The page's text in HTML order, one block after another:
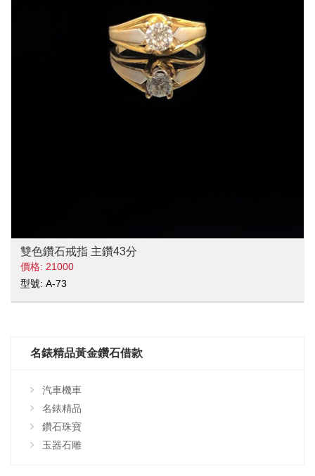
雙色鑽石戒指 主鑽43分
價格: 21000
型號: A-73
名錶精品黃金鑽石借款
汽車機車
名錶精品
鑽石珠寶
玉器石雕